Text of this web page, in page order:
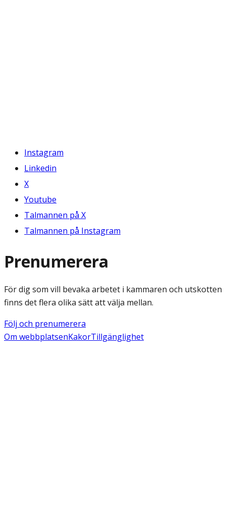
Instagram
Linkedin
X
Youtube
Talmannen på X
Talmannen på Instagram
Prenumerera
För dig som vill bevaka arbetet i kammaren och utskotten
finns det flera olika sätt att välja mellan.
Följ och prenumerera
Om webbplatsenKakorTillgänglighet